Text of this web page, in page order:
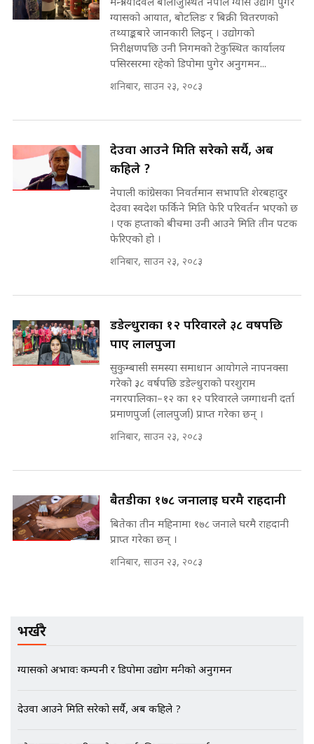
सहकारी पीडितसँग मन्त्री प्रतिभा रावलले
भनिन्–साथ दिनुहोस्, दबाब होइन ||
Sidhakura || Pratibha Rawal
Waterfall of Rasuwa ||
SIDHAKURA ||
कहिले बन्ला चक्रपथ ? विस्तार कार्यमा
किन भइरहेछ ढिलाइ ?The Ring Road
SIDHAKURA |
गुरुङ, भक्कानिए सांसदहरू ||
SIDHAKURA ||
'Poppo Live'-SIDHAKURA
INVESTIGATION
घुसको डिल || Raj Kumar Gupta ||
घुसको डिल गर्ने मन्त्रीकाे राजिनामा,
SIDHAKURA ||
प्रधानमन्त्री ? || SIDHAKURA ||
||
मन्त्री र पूर्व मन्त्रीको ७८ लाख घुस डिलको
SIDHAKURA |
मन्त्री राजकुमारलाई घुस दिने विचौलीया
मन्त्रीले घुस डिल गरेको अडियो ! दुई झोला
नोट मन्त्रीलाई घुस | SIDHAKURA |
EXCLUSIVE - भिजिट भिसामा सेटिङको
गोप्य अडियो र म्यासेज, गृह मन्त्रालय
मन्त्री यादवले बालाजुस्थित नेपाल ग्यास उद्योग पुगेर
ग्यासको आयात, बोटलिङ र बिक्री वितरणको
तथ्याङ्कबारे जानकारी लिइन् । उद्योगको
निरीक्षणपछि उनी निगमको टेकुस्थित कार्यालय
पसिरसरमा रहेको डिपोमा पुगेर अनुगमन...
शनिबार, साउन २३, २०८३
देउवा आउने मिति सरेको सर्यै, अब
कहिले ?
नेपाली कांग्रेसका निवर्तमान सभापति शेरबहादुर
देउवा स्वदेश फर्किने मिति फेरि परिवर्तन भएको छ
। एक हप्ताको बीचमा उनी आउने मिति तीन पटक
फेरिएको हो ।
शनिबार, साउन २३, २०८३
डडेल्धुराका १२ परिवारले ३८ वर्षपछि
पाए लालपुर्जा
सुकुम्बासी समस्या समाधान आयोगले नापनक्सा
गरेको ३८ वर्षपछि डडेल्धुराको परशुराम
नगरपालिका–१२ का १२ परिवारले जग्गाधनी दर्ता
प्रमाणपुर्जा (लालपुर्जा) प्राप्त गरेका छन् ।
शनिबार, साउन २३, २०८३
बैतडीका १७८ जनालाई घरमै राहदानी
बितेका तीन महिनामा १७८ जनाले घरमै राहदानी
प्राप्त गरेका छन् ।
शनिबार, साउन २३, २०८३
भर्खरै
ग्यासको अभावः कम्पनी र डिपोमा उद्योग मन्त्रीको अनुगमन
देउवा आउने मिति सरेको सर्यै, अब कहिले ?